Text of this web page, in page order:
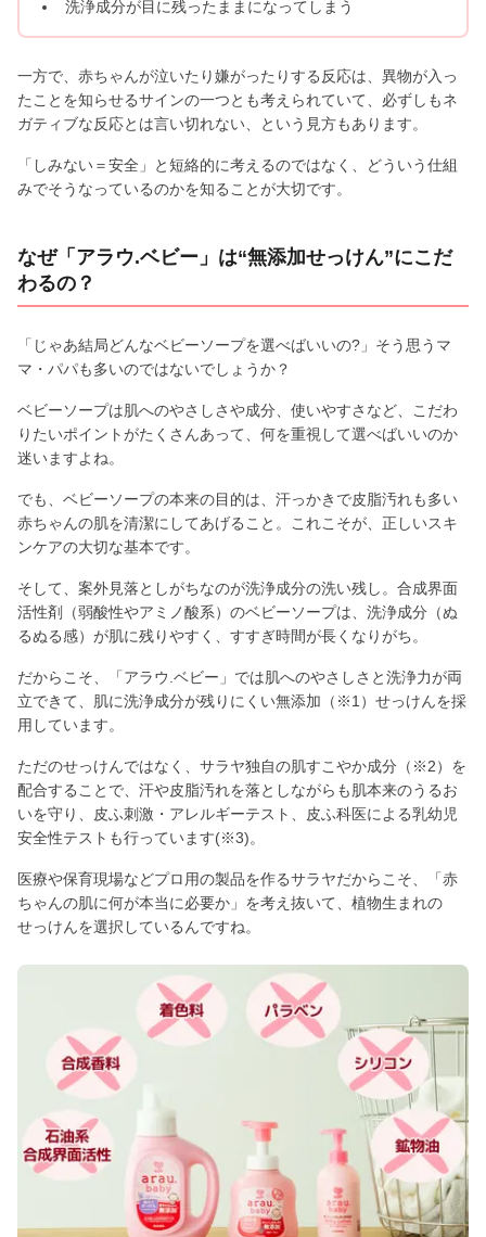
洗浄成分が目に残ったままになってしまう
一方で、赤ちゃんが泣いたり嫌がったりする反応は、異物が入っ
たことを知らせるサインの一つとも考えられていて、必ずしもネ
ガティブな反応とは言い切れない、という見方もあります。
「しみない＝安全」と短絡的に考えるのではなく、どういう仕組
みでそうなっているのかを知ることが大切です。
なぜ「アラウ.ベビー」は“無添加せっけん”にこだ
わるの？
「じゃあ結局どんなベビーソープを選べばいいの?」そう思うマ
マ・パパも多いのではないでしょうか？
ベビーソープは肌へのやさしさや成分、使いやすさなど、こだわ
りたいポイントがたくさんあって、何を重視して選べばいいのか
迷いますよね。
でも、ベビーソープの本来の目的は、汗っかきで皮脂汚れも多い
赤ちゃんの肌を清潔にしてあげること。これこそが、正しいスキ
ンケアの大切な基本です。
そして、案外見落としがちなのが洗浄成分の洗い残し。合成界面
活性剤（弱酸性やアミノ酸系）のベビーソープは、洗浄成分（ぬ
るぬる感）が肌に残りやすく、すすぎ時間が長くなりがち。
だからこそ、「アラウ.ベビー」では肌へのやさしさと洗浄力が両
立できて、肌に洗浄成分が残りにくい無添加（※1）せっけんを採
用しています。
ただのせっけんではなく、サラヤ独自の肌すこやか成分（※2）を
配合することで、汗や皮脂汚れを落としながらも肌本来のうるお
いを守り、皮ふ刺激・アレルギーテスト、皮ふ科医による乳幼児
安全性テストも行っています(※3)。
医療や保育現場などプロ用の製品を作るサラヤだからこそ、「赤
ちゃんの肌に何が本当に必要か」を考え抜いて、植物生まれの
せっけんを選択しているんですね。